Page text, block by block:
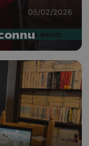
05/02/2026